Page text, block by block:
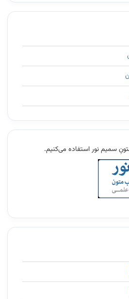
سمیم نور استفاده می‌کنیم.